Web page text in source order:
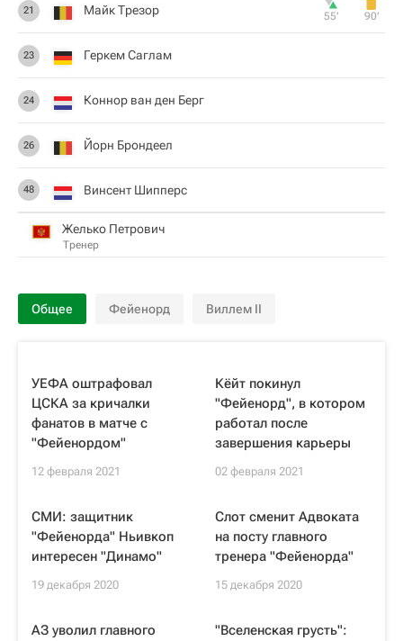
21 Майк Трезор 55‎’‎ 90‎’‎
23 Геркем Саглам
24 Коннор ван ден Берг
26 Йорн Брондеел
48 Винсент Шипперс
Желько Петрович
Тренер
Общее Фейенорд Виллем II
УЕФА оштрафовал
ЦСКА за кричалки
фанатов в матче с
"Фейенордом"
12 февраля 2021
Кёйт покинул
"Фейенорд", в котором
работал после
завершения карьеры
02 февраля 2021
СМИ: защитник
"Фейенорда" Ньивкоп
интересен "Динамо"
19 декабря 2020
Слот сменит Адвоката
на посту главного
тренера "Фейенорда"
15 декабря 2020
АЗ уволил главного
"Вселенская грусть":